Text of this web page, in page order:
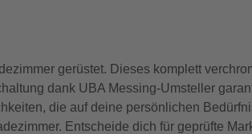
gerüstet. Dieses komplett
dank UBA Messing-Umsteller
die auf deine persönlichen
Entscheide dich für geprüfte